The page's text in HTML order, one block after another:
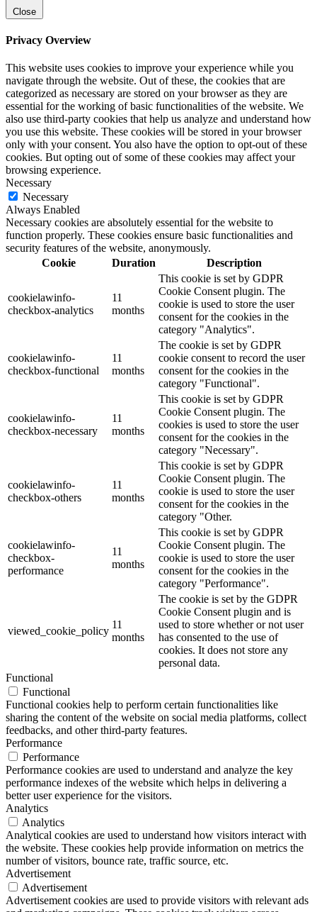
Close
Privacy Overview
This website uses cookies to improve your experience while you
navigate through the website. Out of these, the cookies that are
categorized as necessary are stored on your browser as they are
essential for the working of basic functionalities of the website. We
also use third-party cookies that help us analyze and understand how
you use this website. These cookies will be stored in your browser
only with your consent. You also have the option to opt-out of these
cookies. But opting out of some of these cookies may affect your
browsing experience.
Necessary
Necessary
Always Enabled
Necessary cookies are absolutely essential for the website to
function properly. These cookies ensure basic functionalities and
security features of the website, anonymously.
Cookie
Duration Description
cookielawinfo-
checkbox-analytics
11
months
This cookie is set by GDPR
Cookie Consent plugin. The
cookie is used to store the user
consent for the cookies in the
category "Analytics".
cookielawinfo-
checkbox-functional
11
months
The cookie is set by GDPR
cookie consent to record the user
consent for the cookies in the
category "Functional".
cookielawinfo-
checkbox-necessary
11
months
This cookie is set by GDPR
Cookie Consent plugin. The
cookies is used to store the user
consent for the cookies in the
category "Necessary".
cookielawinfo-
checkbox-others
11
months
This cookie is set by GDPR
Cookie Consent plugin. The
cookie is used to store the user
consent for the cookies in the
category "Other.
cookielawinfo-
checkbox-
performance
11
months
This cookie is set by GDPR
Cookie Consent plugin. The
cookie is used to store the user
consent for the cookies in the
category "Performance".
viewed_cookie_policy
11
months
The cookie is set by the GDPR
Cookie Consent plugin and is
used to store whether or not user
has consented to the use of
cookies. It does not store any
personal data.
Functional
Functional
Functional cookies help to perform certain functionalities like
sharing the content of the website on social media platforms, collect
feedbacks, and other third-party features.
Performance
Performance
Performance cookies are used to understand and analyze the key
performance indexes of the website which helps in delivering a
better user experience for the visitors.
Analytics
Analytics
Analytical cookies are used to understand how visitors interact with
the website. These cookies help provide information on metrics the
number of visitors, bounce rate, traffic source, etc.
Advertisement
Advertisement
Advertisement cookies are used to provide visitors with relevant ads